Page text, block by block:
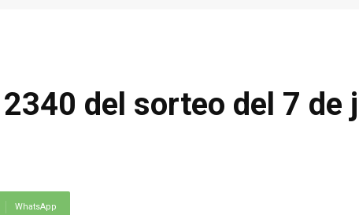
del sorteo del 7 de
WhatsApp